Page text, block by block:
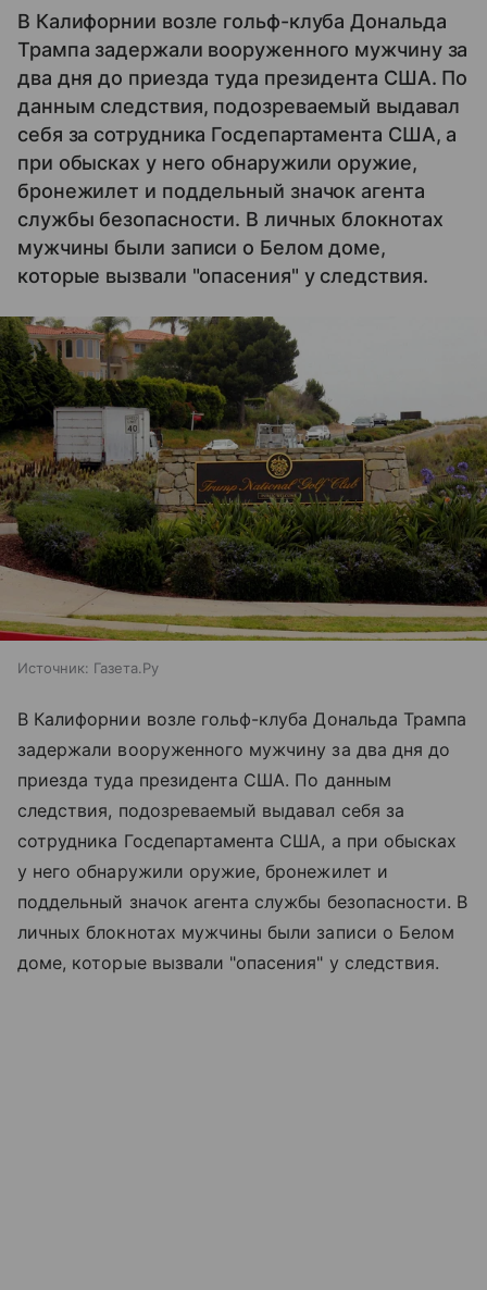
В Калифорнии возле гольф-клуба Дональда
Трампа задержали вооруженного мужчину за
два дня до приезда туда президента США. По
данным следствия, подозреваемый выдавал
себя за сотрудника Госдепартамента США, а
при обысках у него обнаружили оружие,
бронежилет и поддельный значок агента
службы безопасности. В личных блокнотах
мужчины были записи о Белом доме,
которые вызвали "опасения" у следствия.
Источник: Газета.Ру
В Калифорнии возле гольф-клуба Дональда Трампа
задержали вооруженного мужчину за два дня до
приезда туда президента США. По данным
следствия, подозреваемый выдавал себя за
сотрудника Госдепартамента США, а при обысках
у него обнаружили оружие, бронежилет и
поддельный значок агента службы безопасности. В
личных блокнотах мужчины были записи о Белом
доме, которые вызвали "опасения" у следствия.